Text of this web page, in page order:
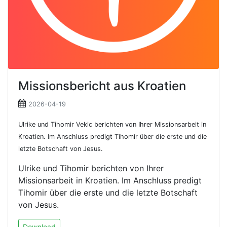
Missionsbericht aus Kroatien
2026-04-19
Ulrike und Tihomir Vekic berichten von Ihrer Missionsarbeit in
Kroatien. Im Anschluss predigt Tihomir über die erste und die
letzte Botschaft von Jesus.
Ulrike und Tihomir berichten von Ihrer
Missionsarbeit in Kroatien. Im Anschluss predigt
Tihomir über die erste und die letzte Botschaft
von Jesus.